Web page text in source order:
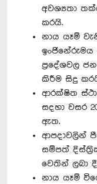
අවශ්‍යතා
කරයි.
නාය යෑම්
ඉංජිනේරුමය
ප්‍රදේශවල
කිරීම සිදු
ආරක්ෂිත
සදහා වසර
ඇත.
ආපදාවලින්
සම්පත්
වෙතින් ලබා
නාය යෑම්